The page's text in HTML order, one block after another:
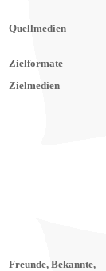
Quellmedien
Zielformate
Zielmedien
Freunde, Bekannte,